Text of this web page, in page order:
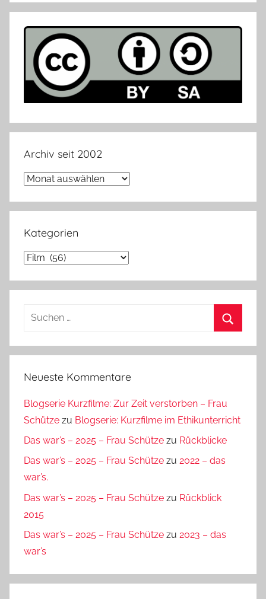
Archiv seit 2002
Archiv
2002
Kategorien
Kategorien
Suchen
Neueste Kommentare
Blogserie Kurzfilme: Zur Zeit verstorben – Frau
Schütze zu Blogserie: Kurzfilme im Ethikunterricht
Das war’s – 2025 – Frau Schütze zu Rückblicke
Das war’s – 2025 – Frau Schütze zu 2022 – das
war’s.
Das war’s – 2025 – Frau Schütze zu Rückblick
2015
Das war’s – 2025 – Frau Schütze zu 2023 – das
war’s